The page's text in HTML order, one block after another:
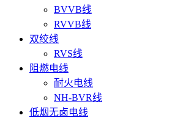
BVVB线
RVVB线
双绞线
RVS线
阻燃电线
耐火电线
NH-BVR线
低烟无卤电线